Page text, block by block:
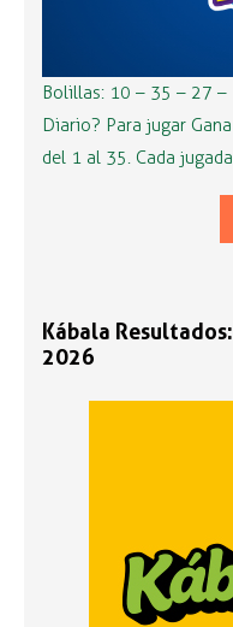
Bolillas: 10 – 35 – 27 –
Diario? Para jugar
del 1 al 35. Cada
Kábala
2026